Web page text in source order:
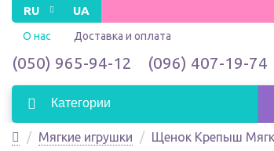
RU UA
О нас Доставка и оплата
(050) 965-94-12 (096) 407-19-74
Категории
Мягкие игрушки Щенок Крепыш